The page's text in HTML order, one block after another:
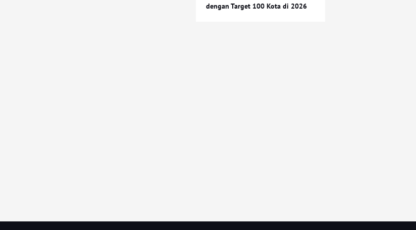
dengan Target 100 Kota di 2026